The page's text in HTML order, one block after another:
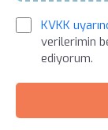
KVKK
verilerimin
ediyorum.